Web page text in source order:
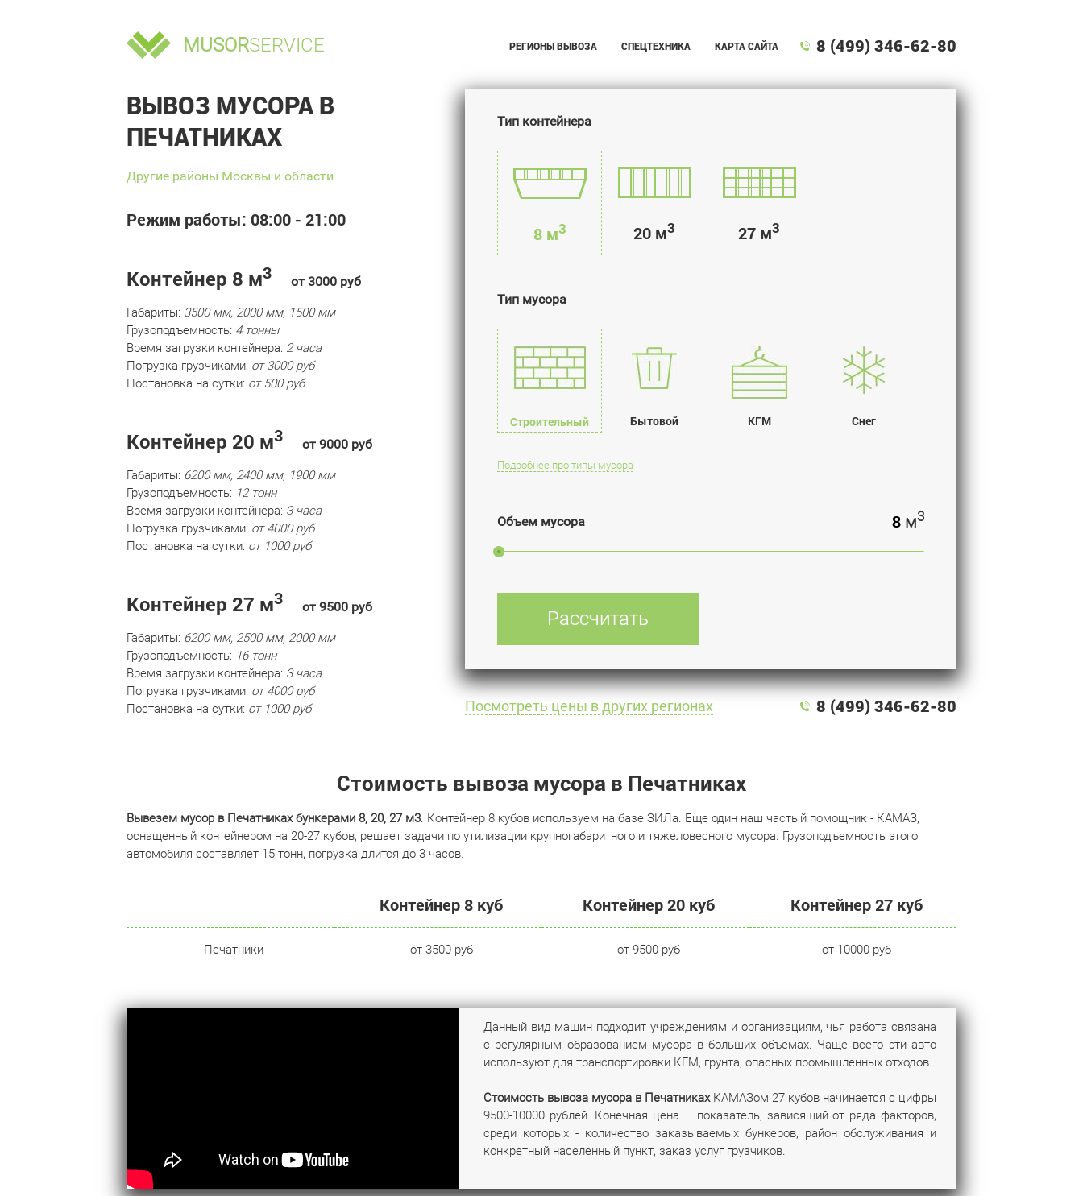
MUSORSERVICE РЕГИОНЫ ВЫВОЗА СПЕЦТЕХНИКА КАРТА САЙТА 8 (499) 346-62-80
ВЫВОЗ МУСОРА В
ПЕЧАТНИКАХ
Другие районы Москвы и области
Режим работы: 08:00 - 21:00
Контейнер 8 м3 от 3000 руб
Габариты: 3500 мм, 2000 мм, 1500 мм
Грузоподъемность: 4 тонны
Время загрузки контейнера: 2 часа
Погрузка грузчиками: от 3000 руб
Постановка на сутки: от 500 руб
Контейнер 20 м3 от 9000 руб
Габариты: 6200 мм, 2400 мм, 1900 мм
Грузоподъемность: 12 тонн
Время загрузки контейнера: 3 часа
Погрузка грузчиками: от 4000 руб
Постановка на сутки: от 1000 руб
Контейнер 27 м3 от 9500 руб
Габариты: 6200 мм, 2500 мм, 2000 мм
Грузоподъемность: 16 тонн
Время загрузки контейнера: 3 часа
Погрузка грузчиками: от 4000 руб
Постановка на сутки: от 1000 руб
Тип контейнера
8 м3 20 м3 27 м3
Тип мусора
Строительный Бытовой КГМ Снег
Подробнее про типы мусора
Объем мусора м3
Рассчитать
Посмотреть цены в других регионах 8 (499) 346-62-80
Стоимость вывоза мусора в Печатниках
Вывезем мусор в Печатниках бункерами 8, 20, 27 м3. Контейнер 8 кубов используем на базе ЗИЛа. Еще один наш частый помощник - КАМАЗ,
оснащенный контейнером на 20-27 кубов, решает задачи по утилизации крупногабаритного и тяжеловесного мусора. Грузоподъемность этого
автомобиля составляет 15 тонн, погрузка длится до 3 часов.
Контейнер 8 куб Контейнер 20 куб Контейнер 27 куб
Печатники от 3500 руб от 9500 руб от 10000 руб
Данный вид машин подходит учреждениям и организациям, чья работа связана
с регулярным образованием мусора в больших объемах. Чаще всего эти авто
используют для транспортировки КГМ, грунта, опасных промышленных отходов.
Стоимость вывоза мусора в ПечатникахКАМАЗом 27 кубов начинается с цифры
9500-10000 рублей. Конечная цена – показатель, зависящий от ряда факторов,
среди которых - количество заказываемых бункеров, район обслуживания и
конкретный населенный пункт, заказ услуг грузчиков.